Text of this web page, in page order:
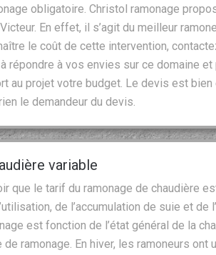
obligatoire. Christol ramonage
En effet, il s’agit du meilleur
le coût de cette intervention,
répondre à vos envies sur ce domaine
au projet votre budget. Le devis est
le demandeur du devis.
variable
que le tarif du ramonage de chaudière
de l’accumulation de suie et de
est fonction de l’état général de la
ramonage. En hiver, les ramoneurs ont